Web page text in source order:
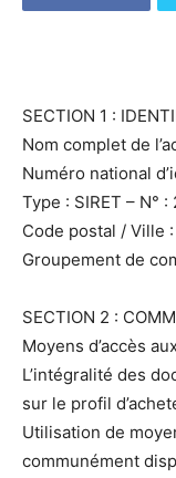
SECTION 1 :
Nom complet de
Numéro national
Type : SIRET – N°
Code postal / Ville
Groupement de
SECTION 2 :
Moyens d’accès
L’intégralité des
sur le profil
Utilisation de
communément